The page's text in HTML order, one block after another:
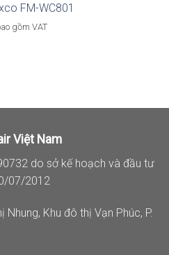
FM-WC801
gồm VAT
Việt Nam
do sở kế hoạch và đầu tư
07/2012
Nhung, Khu đô thị Vạn Phúc, P.